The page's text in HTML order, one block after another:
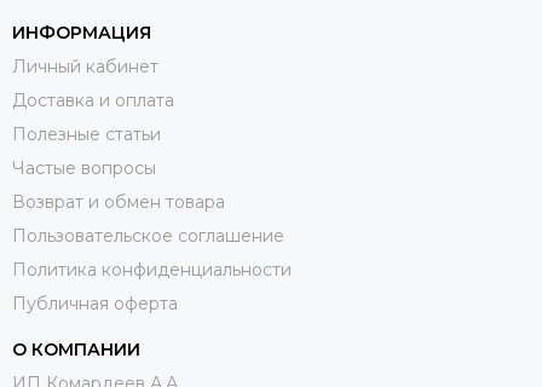
ИНФОРМАЦИЯ
Личный кабинет
Доставка и оплата
Полезные статьи
Частые вопросы
Возврат и обмен товара
Пользовательское соглашение
Политика конфиденциальности
Публичная оферта
О КОМПАНИИ